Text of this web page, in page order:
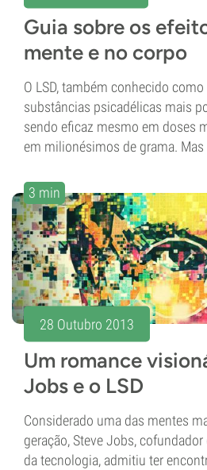
Guia sobre os
mente e no corpo
O LSD, também conhecido como
substâncias psicadélicas mais
sendo eficaz mesmo em doses
em milionésimos de grama. Mas
3 min
28 Outubro 2013
Um romance
Jobs e o LSD
Considerado uma das mentes
geração, Steve Jobs,
da tecnologia, admitiu ter